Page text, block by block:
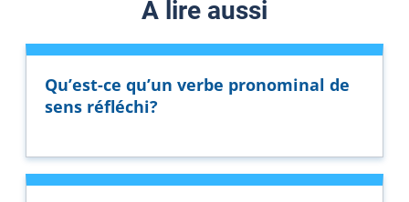
À lire aussi
Qu’est-ce qu’un verbe pronominal de
sens réfléchi?